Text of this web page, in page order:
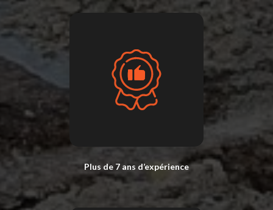
Plus de 7 ans d’expérience